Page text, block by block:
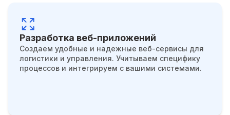
Разработка веб-приложений
Создаем удобные и надежные веб-сервисы для
логистики и управления. Учитываем специфику
процессов и интегрируем с вашими системами.